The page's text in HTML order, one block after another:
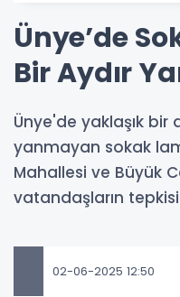
Ünye’de
Bir Aydır
Ünye'de yaklaşık bir
yanmayan sokak
Mahallesi ve Büyük
vatandaşların
02-06-2025 12:50